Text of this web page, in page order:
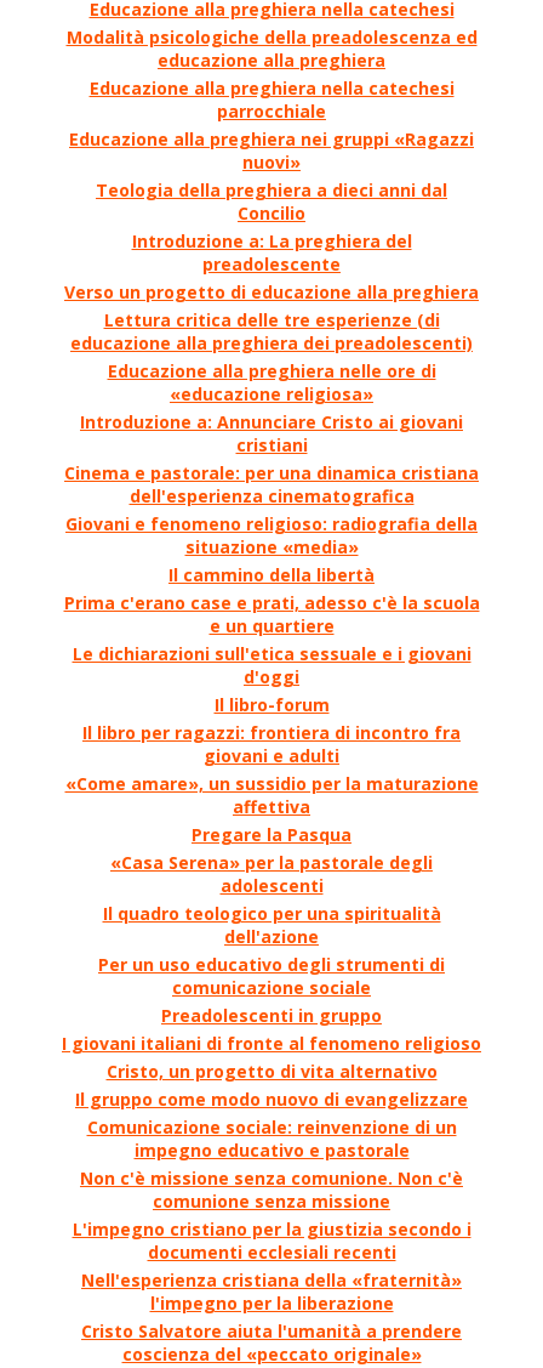
Educazione alla preghiera nella catechesi
Modalità psicologiche della preadolescenza ed
educazione alla preghiera
Educazione alla preghiera nella catechesi
parrocchiale
Educazione alla preghiera nei gruppi «Ragazzi
nuovi»
Teologia della preghiera a dieci anni dal
Concilio
Introduzione a: La preghiera del
preadolescente
Verso un progetto di educazione alla preghiera
Lettura critica delle tre esperienze (di
educazione alla preghiera dei preadolescenti)
Educazione alla preghiera nelle ore di
«educazione religiosa»
Introduzione a: Annunciare Cristo ai giovani
cristiani
Cinema e pastorale: per una dinamica cristiana
dell'esperienza cinematografica
Giovani e fenomeno religioso: radiografia della
situazione «media»
Il cammino della libertà
Prima c'erano case e prati, adesso c'è la scuola
e un quartiere
Le dichiarazioni sull'etica sessuale e i giovani
d'oggi
Il libro-forum
Il libro per ragazzi: frontiera di incontro fra
giovani e adulti
«Come amare», un sussidio per la maturazione
affettiva
Pregare la Pasqua
«Casa Serena» per la pastorale degli
adolescenti
Il quadro teologico per una spiritualità
dell'azione
Per un uso educativo degli strumenti di
comunicazione sociale
Preadolescenti in gruppo
I giovani italiani di fronte al fenomeno religioso
Cristo, un progetto di vita alternativo
Il gruppo come modo nuovo di evangelizzare
Comunicazione sociale: reinvenzione di un
impegno educativo e pastorale
Non c'è missione senza comunione. Non c'è
comunione senza missione
L'impegno cristiano per la giustizia secondo i
documenti ecclesiali recenti
Nell'esperienza cristiana della «fraternità»
l'impegno per la liberazione
Cristo Salvatore aiuta l'umanità a prendere
coscienza del «peccato originale»